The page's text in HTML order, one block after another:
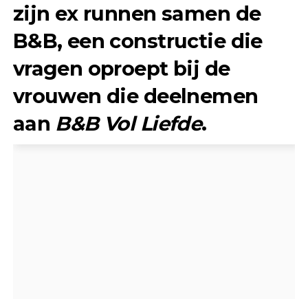
zijn ex runnen samen de
B&B, een constructie die
vragen oproept bij de
vrouwen die deelnemen
aan B&B Vol Liefde.